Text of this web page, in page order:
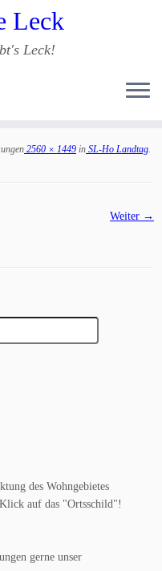
Leck
Leck!
2560 × 1449 in SL-Ho Landtag.
Weiter →
des Wohngebietes
auf das "Ortsschild"!
gerne unser